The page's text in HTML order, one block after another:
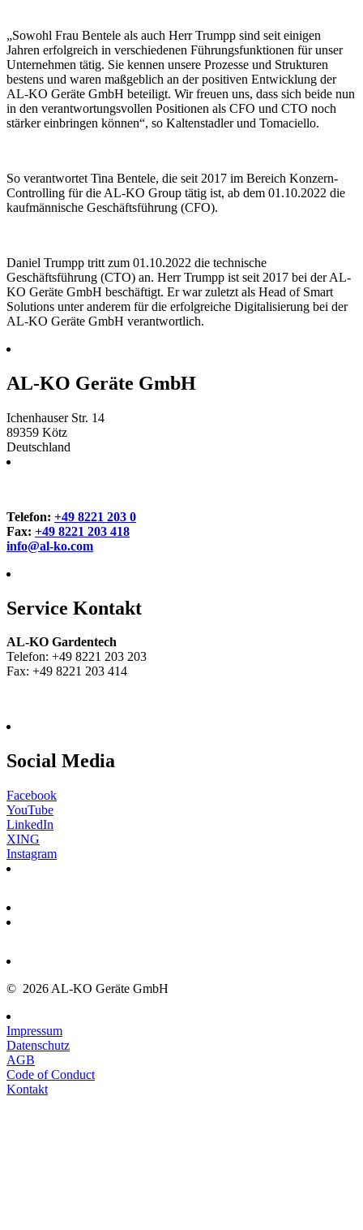
„Sowohl Frau Bentele als auch Herr Trumpp sind seit einigen
Jahren erfolgreich in verschiedenen Führungsfunktionen für unser
Unternehmen tätig. Sie kennen unsere Prozesse und Strukturen
bestens und waren maßgeblich an der positiven Entwicklung der
AL-KO Geräte GmbH beteiligt. Wir freuen uns, dass sich beide nun
in den verantwortungsvollen Positionen als CFO und CTO noch
stärker einbringen können“, so Kaltenstadler und Tomaciello.
So verantwortet Tina Bentele, die seit 2017 im Bereich Konzern-
Controlling für die AL-KO Group tätig ist, ab dem 01.10.2022 die
kaufmännische Geschäftsführung (CFO).
Daniel Trumpp tritt zum 01.10.2022 die technische
Geschäftsführung (CTO) an. Herr Trumpp ist seit 2017 bei der AL-
KO Geräte GmbH beschäftigt. Er war zuletzt als Head of Smart
Solutions unter anderem für die erfolgreiche Digitalisierung bei der
AL-KO Geräte GmbH verantwortlich.
AL-KO Geräte GmbH
Ichenhauser Str. 14
89359 Kötz
Deutschland
Telefon: +49 8221 203 0
Fax: +49 8221 203 418
info@al-ko.com
Service Kontakt
AL-KO Gardentech
Telefon: +49 8221 203 203
Fax: +49 8221 203 414
Social Media
Facebook
YouTube
LinkedIn
XING
Instagram
© 2026 AL-KO Geräte GmbH
Impressum
Datenschutz
AGB
Code of Conduct
Kontakt